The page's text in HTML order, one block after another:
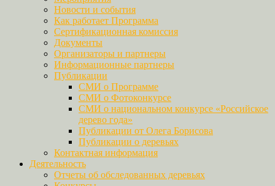
Новости и события
Как работает Программа
Сертификационная комиссия
Документы
Организаторы и партнеры
Информационные партнеры
Публикации
СМИ о Программе
СМИ о Фотоконкурсе
СМИ о национальном конкурсе «Российское
дерево года»
Публикации от Олега Борисова
Публикации о деревьях
Контактная информация
Деятельность
Отчеты об обследованных деревьях